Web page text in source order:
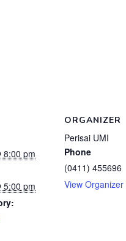
8:00 pm
5:00 pm
ORGANIZER
Perisai UMI
Phone
(0411) 455696
View